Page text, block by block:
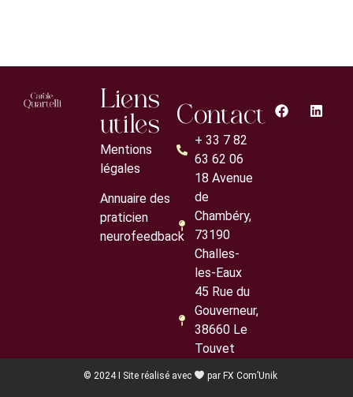
Liens
utiles
Mentions
légales
Annuaire des
praticien
neurofeedback
Contact
+ 33 7 82
63 62 06
18 Avenue
de
Chambéry,
73190
Challes-
les-Eaux
45 Rue du
Gouverneur,
38660 Le
Touvet
© 2024 I Site réalisé avec par FX Com’Unik